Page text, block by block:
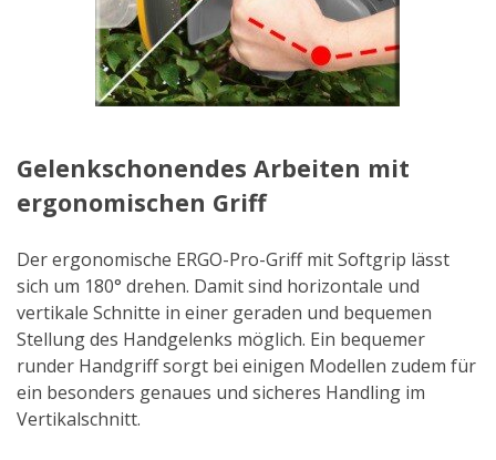
Gelenkschonendes Arbeiten mit
ergonomischen Griff
Der ergonomische ERGO-Pro-Griff mit Softgrip lässt
sich um 180° drehen. Damit sind horizontale und
vertikale Schnitte in einer geraden und bequemen
Stellung des Handgelenks möglich. Ein bequemer
runder Handgriff sorgt bei einigen Modellen zudem für
ein besonders genaues und sicheres Handling im
Vertikalschnitt.